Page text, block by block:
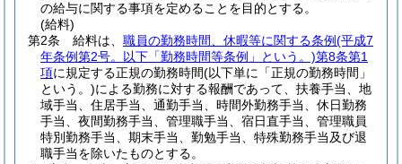
の給与に関する事項を定めることを目的とする。
(給料)
第2条
給料は、 職員の勤務時間、休暇等に関する条例(平成7
年条例第2号。以下「勤務時間等条例」という。)第8条第1
項に規定する正規の勤務時間(以下単に「正規の勤務時間」
という。)による勤務に対する報酬であって、扶養手当、地
域手当、住居手当、通勤手当、時間外勤務手当、休日勤務
手当、夜間勤務手当、管理職手当、宿日直手当、管理職員
特別勤務手当、期末手当、勤勉手当、特殊勤務手当及び退
職手当を除いたものとする。